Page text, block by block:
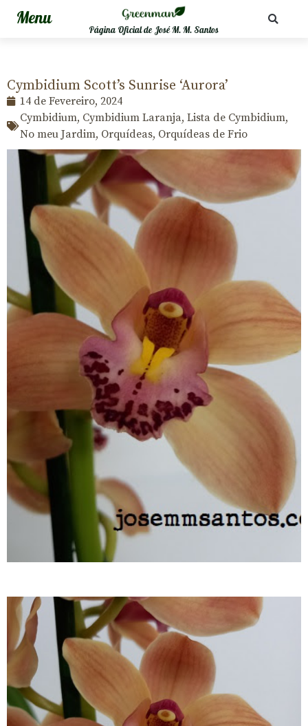
Página Oficial de José M. M. Santos
Cymbidium Scott’s Sunrise ‘Aurora’
14 de Fevereiro, 2024
Cymbidium, Cymbidium Laranja, Lista de Cymbidium,
No meu Jardim, Orquídeas, Orquídeas de Frio